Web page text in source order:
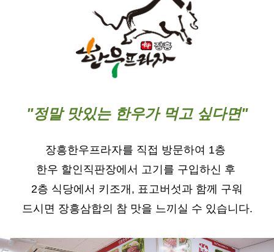
"정말 맛있는 한우가 먹고 싶다면"
장흥한우프라자를 직접 방문하여 1층
한우 할인직판장에서 고기를 구입하신 후
2층 식당에서 키조개, 표고버섯과 함께 구워
드시면 장흥삼합의 참 맛을 느끼실 수 있습니다.